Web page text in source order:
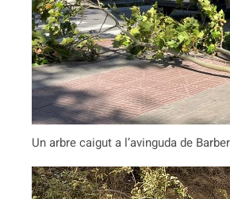
Un arbre caigut a l’avinguda de